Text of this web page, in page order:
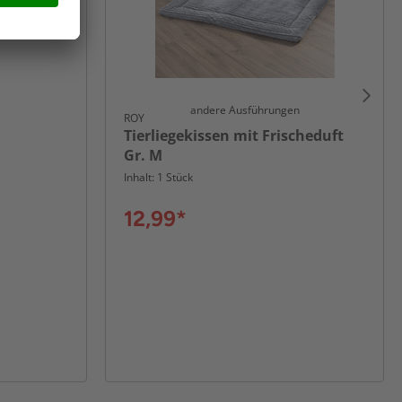
andere Ausführungen
ROY
Tierliegekissen mit Frischeduft
Gr. M
Inhalt: 1 Stück
12,99*